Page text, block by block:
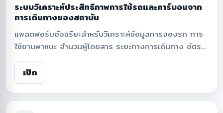
ระบบวิเคราะห์ประสิทธิภาพการใช้รถและคาร์บอนจาก
การเดินทางของสถาบัน
แพลตฟอร์มอัจฉริยะสำหรับวิเคราะห์ข้อมูลการจองรถ การ
ใช้ยานพาหนะ จำนวนผู้โดยสาร ระยะทางการเดินทาง อัตรา
การใช้ที่นั่ง ความคุ้มค่าของเที่ยวรถ และปริมาณการปล่อย
คาร์บอนจากการเดินทางภายในสถาบัน รองรับการกรอง
ข้อมูลตามช่วงเวลา สถานะ หน่วยงาน ประเภทรถ และ
ประเภทการเดินทาง พร้อมสรุปภาพรวมเชิงสถิติ รายงาน
เปิด